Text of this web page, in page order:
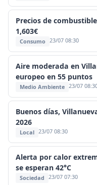
Precios de
1,603€
Consumo 23/07 08:30
Aire moderada en
europeo en 55 puntos
Medio Ambiente 23/07
Buenos días,
2026
Local 23/07 08:30
Alerta por calor
se esperan 42°C
Sociedad 23/07 07:30